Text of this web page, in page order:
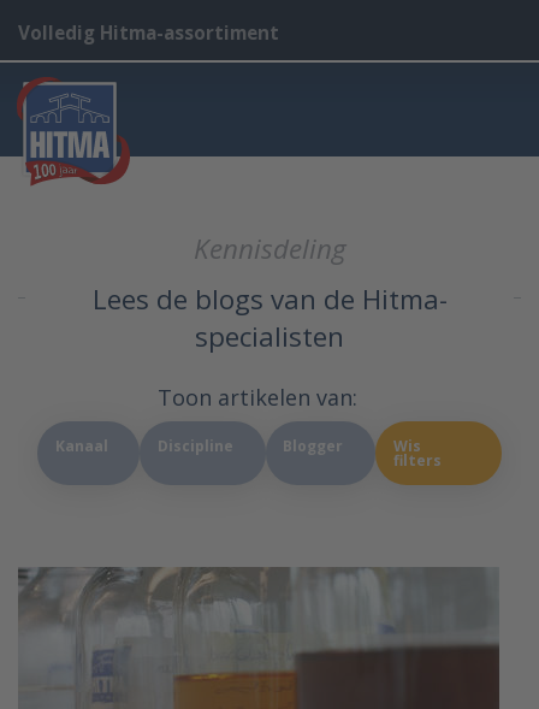
Volledig Hitma-assortiment
Kennisdeling
Lees de blogs van de Hitma-
specialisten
Toon artikelen van:
Kanaal Discipline Blogger Wis
filters